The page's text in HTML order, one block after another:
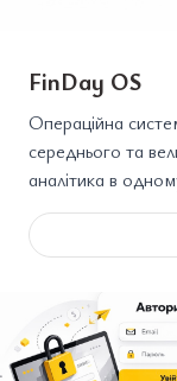
FinDay OS
Операційна
середнього та
аналітика в